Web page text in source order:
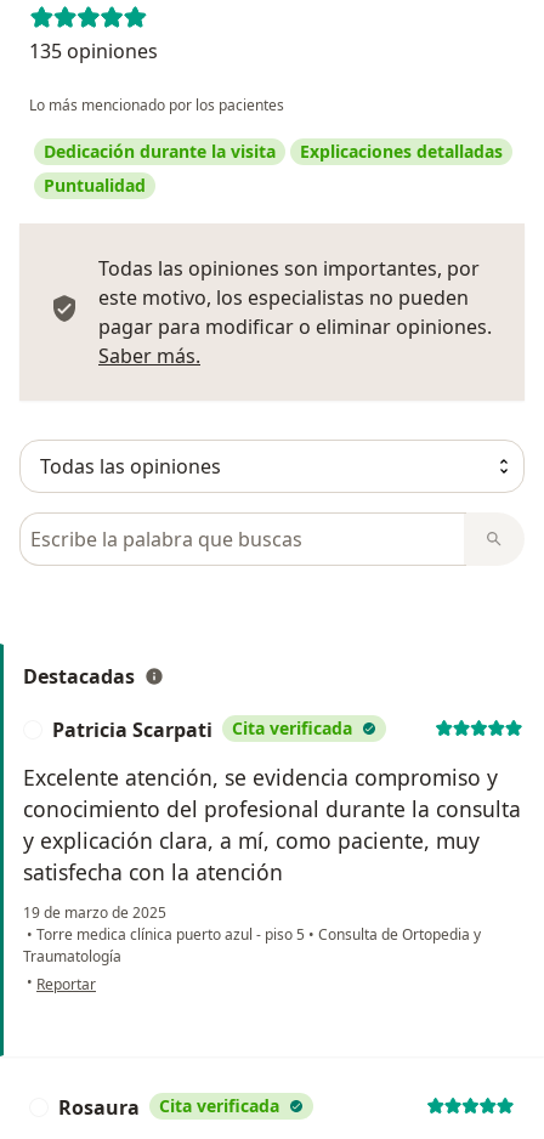
135 opiniones
Lo más mencionado por los pacientes
Dedicación durante la visita
Explicaciones detalladas
Puntualidad
Todas las opiniones son importantes, por
este motivo, los especialistas no pueden
pagar para modificar o eliminar opiniones.
Saber más.
Busca en opiniones
Destacadas
Patricia Scarpati Cita verificada
Excelente atención, se evidencia compromiso y
conocimiento del profesional durante la consulta
y explicación clara, a mí, como paciente, muy
satisfecha con la atención
19 de marzo de 2025
• Torre medica clínica puerto azul - piso 5 • Consulta de Ortopedia y
Traumatología
• en opinión del usuario Patricia Scarpati
Reportar
Rosaura Cita verificada